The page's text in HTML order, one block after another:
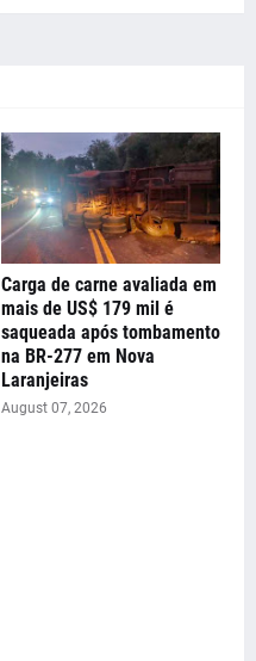
Carga de carne avaliada em
mais de US$ 179 mil é
saqueada após tombamento
na BR-277 em Nova
Laranjeiras
August 07, 2026